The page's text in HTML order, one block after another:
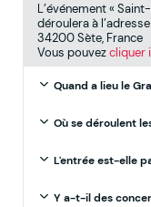
L’événement «
déroulera à
34200 Sète, France
Vous pouvezcliquer
Quand a lieu le
Où se déroulent
L'entrée est-elle
Y a-t-il des